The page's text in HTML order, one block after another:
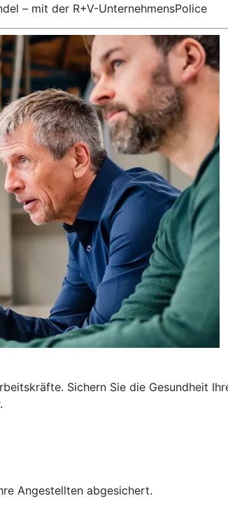
– mit der R+V-UnternehmensPolice
Sichern Sie die Gesundheit
Angestellten abgesichert.